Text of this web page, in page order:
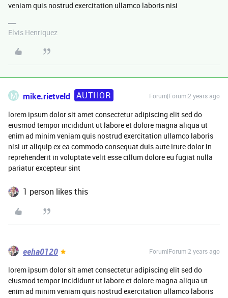
veniam quis nostrud exercitation ullamco laboris nisi
Elvis Henriquez
M mike.rietveld AUTHOR Forum|Forum|2 years ago
lorem ipsum dolor sit amet consectetur adipiscing elit sed do
eiusmod tempor incididunt ut labore et dolore magna aliqua ut
enim ad minim veniam quis nostrud exercitation ullamco laboris
nisi ut aliquip ex ea commodo consequat duis aute irure dolor in
reprehenderit in voluptate velit esse cillum dolore eu fugiat nulla
pariatur excepteur sint
1 person likes this
eeha0120 Forum|Forum|2 years ago
lorem ipsum dolor sit amet consectetur adipiscing elit sed do
eiusmod tempor incididunt ut labore et dolore magna aliqua ut
enim ad minim veniam quis nostrud exercitation ullamco laboris